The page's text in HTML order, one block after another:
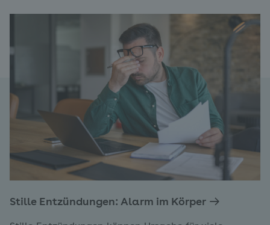
Stille Entzündungen: Alarm im Körper